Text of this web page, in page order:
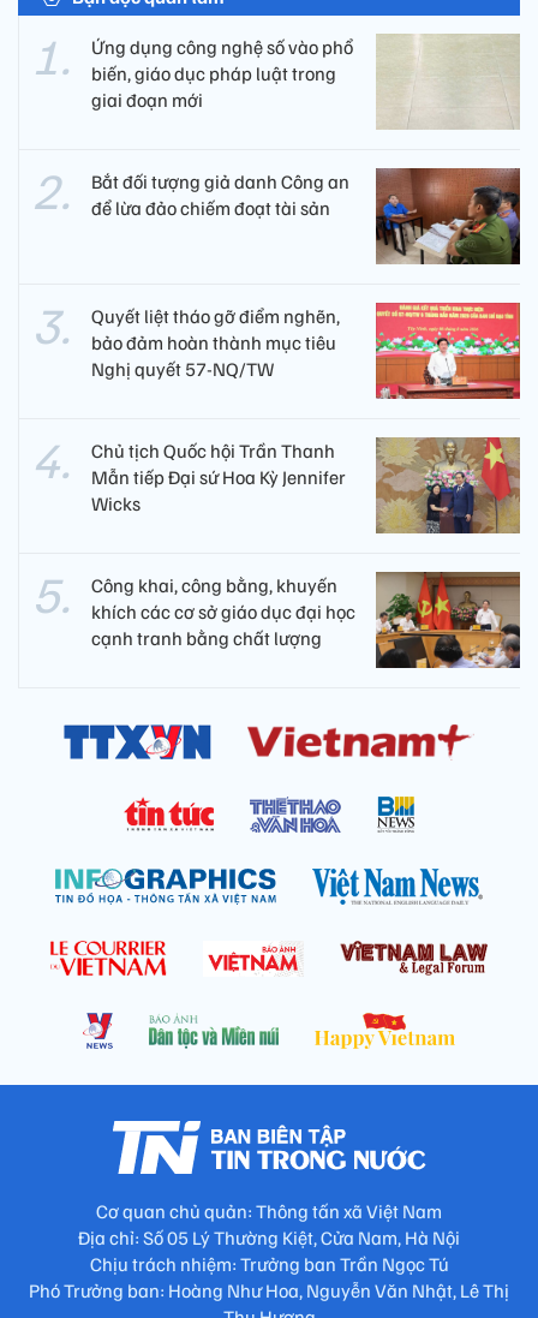
Ứng dụng công nghệ số vào phổ
biến, giáo dục pháp luật trong
giai đoạn mới
Bắt đối tượng giả danh Công an
để lừa đảo chiếm đoạt tài sản
Quyết liệt tháo gỡ điểm nghẽn,
bảo đảm hoàn thành mục tiêu
Nghị quyết 57-NQ/TW
Chủ tịch Quốc hội Trần Thanh
Mẫn tiếp Đại sứ Hoa Kỳ Jennifer
Wicks
Công khai, công bằng, khuyến
khích các cơ sở giáo dục đại học
cạnh tranh bằng chất lượng​
Cơ quan chủ quản: Thông tấn xã Việt Nam
Địa chỉ: Số 05 Lý Thường Kiệt, Cửa Nam, Hà Nội
Chịu trách nhiệm: Trưởng ban Trần Ngọc Tú
Phó Trưởng ban: Hoàng Như Hoa, Nguyễn Văn Nhật, Lê Thị